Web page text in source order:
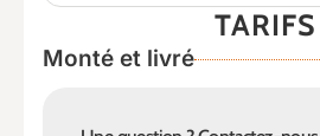
TARIFS
Monté et livré